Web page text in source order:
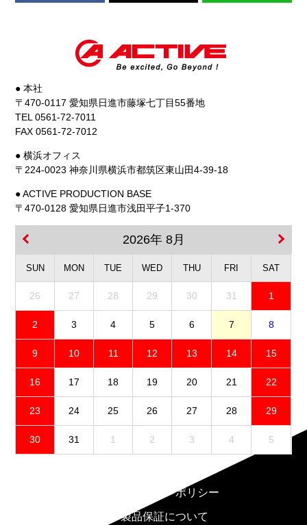
● 本社
〒470-0117 愛知県日進市藤塚七丁目55番地
TEL 0561-72-7011
FAX 0561-72-7012
● 横浜オフィス
〒224-0023 神奈川県横浜市都筑区東山田4-39-18
● ACTIVE PRODUCTION BASE
〒470-0128 愛知県日進市浅田平子1-370
2026年 8月
SUN MON TUE WED THU FRI SAT
26 27 28 29 30 31 1
2 3 4 5 6 7 8
9 10 11 12 13 14 15
16 17 18 19 20 21 22
23 24 25 26 27 28 29
30 31 1 2 3 4 5
プライバシーポリシー
製品保証について